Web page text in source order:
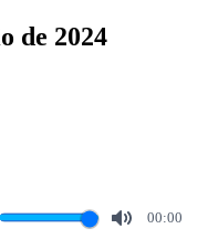
de 2024
00:00